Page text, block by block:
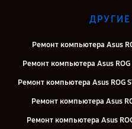
Ремонт компьютера Asus
Ремонт компьютера Asus ROG
Ремонт компьютера Asus ROG
Ремонт компьютера Asus
Ремонт компьютера Asus